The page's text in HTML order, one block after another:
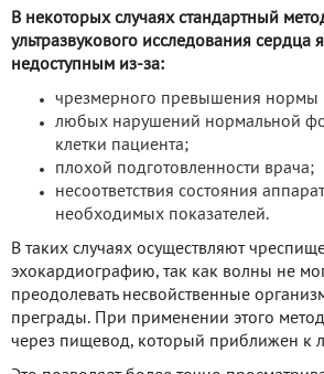
В некоторых случаях стандартный
ультразвукового исследования сердца
недоступным из-за:
чрезмерного превышения нормы
любых нарушений нормальной
клетки пациента;
плохой подготовленности врача;
несоответствия состояния
необходимых показателей.
В таких случаях осуществляют
эхокардиографию, так как волны не
преодолевать несвойственные
преграды. При применении этого
через пищевод, который приближен к